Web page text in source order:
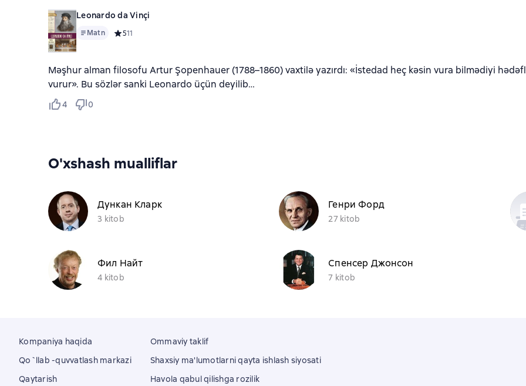
Leonardo da Vinçi
Matn Средний рейтинг 5 на основе 11 оценок
511
Məşhur alman filosofu Artur Şopenhauer (1788–1860) vaxtilə yazırdı: «İstedad heç kəsin vura bilmədiyi
vurur». Bu sözlər sanki Leonardo üçün deyilib…
4 0
O'xshash mualliflar
Дункан Кларк
3 kitob
Генри Форд
27 kitob
Фил Найт
4 kitob
Спенсер Джонсон
7 kitob
Kompaniya haqida
Qo`llab -quvvatlash markazi
Qaytarish
Ommaviy taklif
Shaxsiy ma'lumotlarni qayta ishlash siyosati
Havola qabul qilishga rozilik